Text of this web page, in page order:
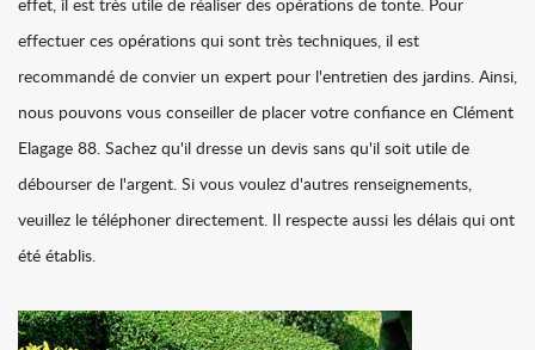
effet, il est très utile de réaliser des opérations de tonte. Pour
effectuer ces opérations qui sont très techniques, il est
recommandé de convier un expert pour l'entretien des jardins. Ainsi,
nous pouvons vous conseiller de placer votre confiance en Clément
Elagage 88. Sachez qu'il dresse un devis sans qu'il soit utile de
débourser de l'argent. Si vous voulez d'autres renseignements,
veuillez le téléphoner directement. Il respecte aussi les délais qui ont
été établis.